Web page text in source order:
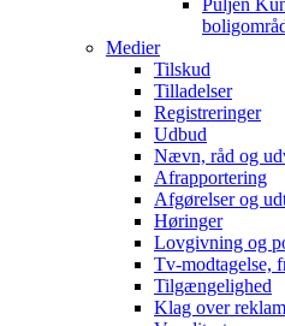
Puljen
Medier
Tilskud
Tilladelser
Registreringer
Udbud
Nævn, råd og
Afrapportering
Afgørelser og
Høringer
Lovgivning og
Tv-modtagelse,
Tilgængelighed
Klag over